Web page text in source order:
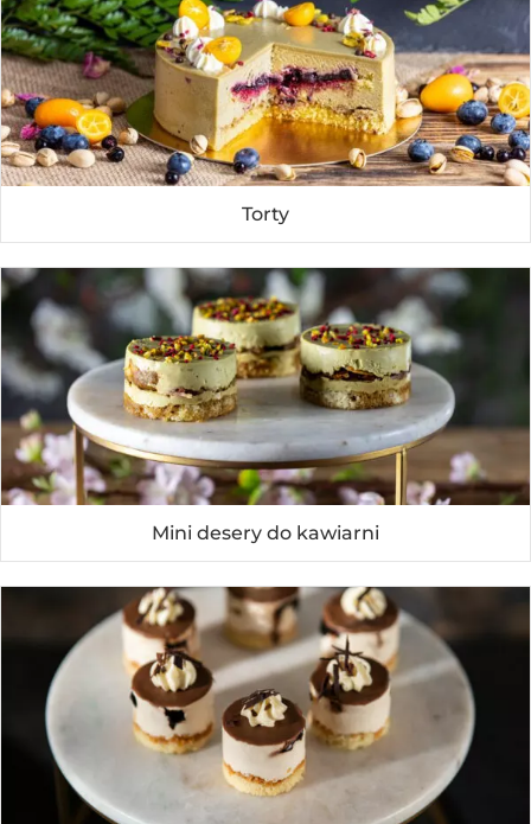
Torty
Mini desery do kawiarni